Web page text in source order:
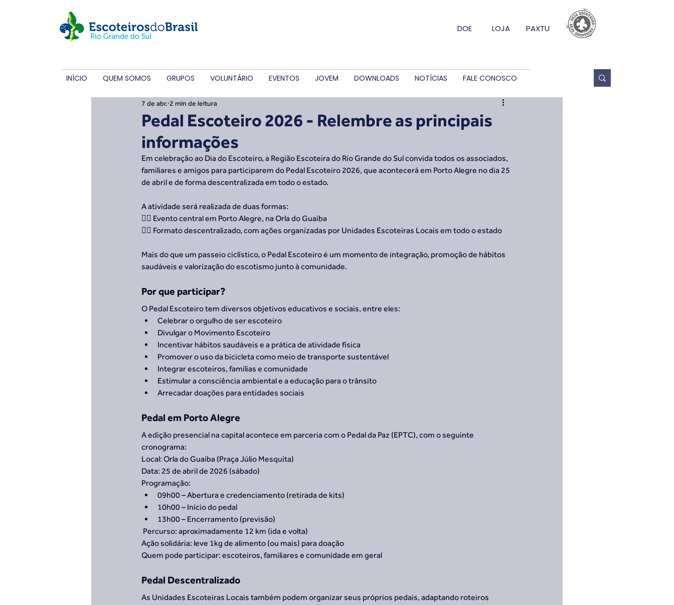
DOE LOJA PAXTU
INÍCIO QUEM SOMOS GRUPOS VOLUNTÁRIO EVENTOS JOVEM DOWNLOADS NOTÍCIAS FALE CONOSCO
Pedal Escoteiro 2026 - Relembre as principais
informações
7 de abr. 2 min de leitura
Em celebração ao Dia do Escoteiro, a Região Escoteira do Rio Grande do Sul convida todos os associados,
familiares e amigos para participarem do Pedal Escoteiro 2026, que acontecerá em Porto Alegre no dia 25
de abril e de forma descentralizada em todo o estado.
A atividade será realizada de duas formas:
🚴‍♂️ Evento central em Porto Alegre, na Orla do Guaíba
🚴‍♀️ Formato descentralizado, com ações organizadas por Unidades Escoteiras Locais em todo o estado
Mais do que um passeio ciclístico, o Pedal Escoteiro é um momento de integração, promoção de hábitos
saudáveis e valorização do escotismo junto à comunidade.
Por que participar?
O Pedal Escoteiro tem diversos objetivos educativos e sociais, entre eles:
Celebrar o orgulho de ser escoteiro
Divulgar o Movimento Escoteiro
Incentivar hábitos saudáveis e a prática de atividade física
Promover o uso da bicicleta como meio de transporte sustentável
Integrar escoteiros, famílias e comunidade
Estimular a consciência ambiental e a educação para o trânsito
Arrecadar doações para entidades sociais
Pedal em Porto Alegre
A edição presencial na capital acontece em parceria com o Pedal da Paz (EPTC), com o seguinte
cronograma:
Local: Orla do Guaíba (Praça Júlio Mesquita)
Data: 25 de abril de 2026 (sábado)
Programação:
09h00 – Abertura e credenciamento (retirada de kits)
10h00 – Início do pedal
13h00 – Encerramento (previsão)
Percurso: aproximadamente 12 km (ida e volta)
Ação solidária: leve 1kg de alimento (ou mais) para doação
Quem pode participar: escoteiros, familiares e comunidade em geral
Pedal Descentralizado
As Unidades Escoteiras Locais também podem organizar seus próprios pedais, adaptando roteiros